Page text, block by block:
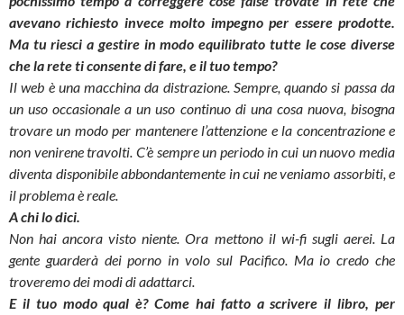
avevano richiesto invece molto impegno per essere prodotte.
Ma tu riesci a gestire in modo equilibrato tutte le cose diverse
che la rete ti consente di fare, e il tuo tempo?
Il web è una macchina da distrazione. Sempre, quando si passa da
un uso occasionale a un uso continuo di una cosa nuova, bisogna
trovare un modo per mantenere l’attenzione e la concentrazione e
non venirene travolti. C’è sempre un periodo in cui un nuovo media
diventa disponibile abbondantemente in cui ne veniamo assorbiti, e
il problema è reale.
A chi lo dici.
Non hai ancora visto niente. Ora mettono il wi-fi sugli aerei. La
gente guarderà dei porno in volo sul Pacifico. Ma io credo che
troveremo dei modi di adattarci.
E il tuo modo qual è? Come hai fatto a scrivere il libro, per